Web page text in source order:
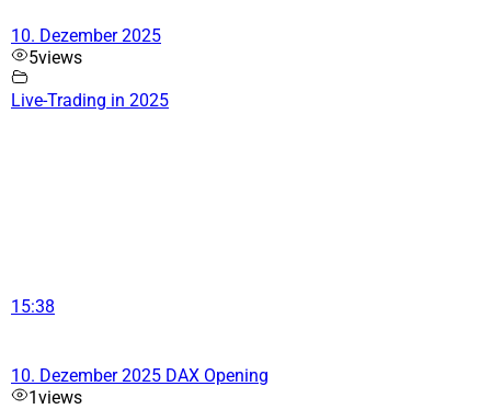
10. Dezember 2025
5views
Live-Trading in 2025
15:38
10. Dezember 2025 DAX Opening
1views